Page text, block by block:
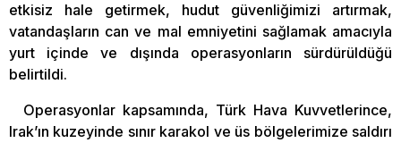
etkisiz hale getirmek, hudut güvenliğimizi artırmak,
vatandaşların can ve mal emniyetini sağlamak amacıyla
yurt içinde ve dışında operasyonların sürdürüldüğü
belirtildi.
Operasyonlar kapsamında, Türk Hava Kuvvetlerince,
Irak’ın kuzeyinde sınır karakol ve üs bölgelerimize saldırı